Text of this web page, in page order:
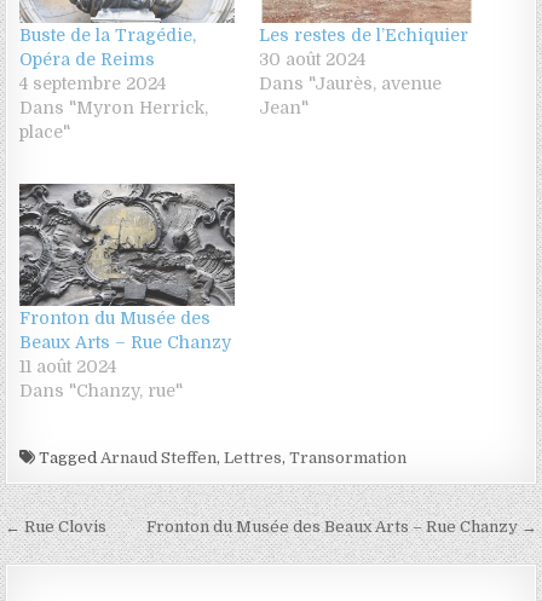
Buste de la Tragédie,
Opéra de Reims
4 septembre 2024
Dans "Myron Herrick,
place"
Les restes de l’Echiquier
30 août 2024
Dans "Jaurès, avenue
Jean"
Fronton du Musée des
Beaux Arts – Rue Chanzy
11 août 2024
Dans "Chanzy, rue"
TaggedArnaud Steffen,Lettres,Transormation
Navigation de l’article
Fronton du Musée des Beaux Arts – Rue Chanzy →
← Rue Clovis